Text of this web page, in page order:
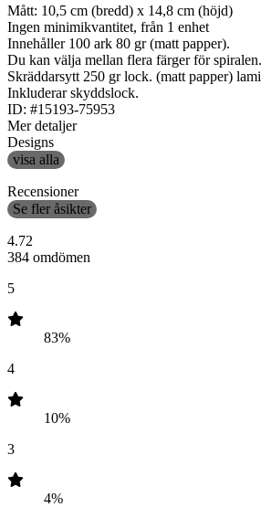
Mått: 10,5 cm (bredd) x 14,8 cm (höjd)
Ingen minimikvantitet, från 1 enhet
Innehåller 100 ark 80 gr (matt papper).
Du kan välja mellan flera färger för spiralen.
Skräddarsytt 250 gr lock. (matt papper)
Inkluderar skyddslock.
ID: #15193-75953
Mer detaljer
Designs
visa alla
Recensioner
Se fler åsikter
4.72
384 omdömen
5
83%
4
10%
3
4%